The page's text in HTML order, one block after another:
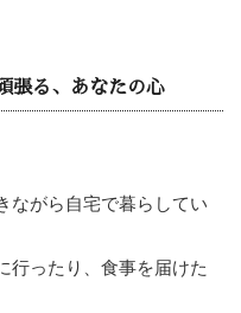
張る、あなたの心
ながら自宅で暮らしてい
行ったり、食事を届けた